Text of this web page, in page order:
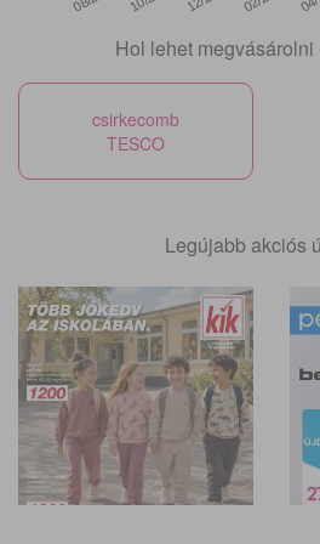
Hol lehet
csirkecomb
TESCO
Legújabb akciós